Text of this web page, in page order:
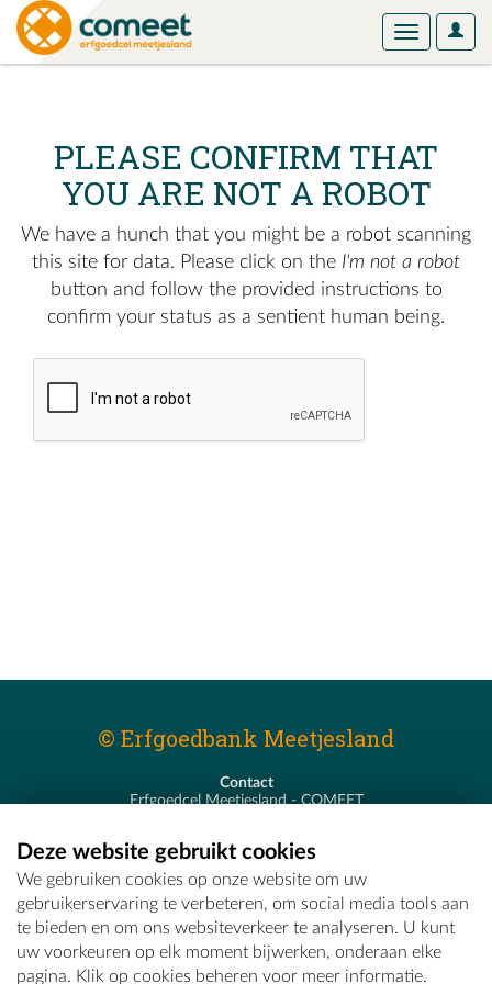
User
Toggle
PLEASE CONFIRM THAT
YOU ARE NOT A ROBOT
We have a hunch that you might be a robot scanning
this site for data. Please click on the I'm not a robot
button and follow the provided instructions to
confirm your status as a sentient human being.
© Erfgoedbank Meetjesland
Contact
Erfgoedcel Meetjesland - COMEET
T - 09 373 75 96
E -erfgoedcel@comeet.be
Deze website gebruikt cookies
We gebruiken cookies op onze website om uw
gebruikerservaring te verbeteren, om social media tools aan
te bieden en om ons websiteverkeer te analyseren. U kunt
uw voorkeuren op elk moment bijwerken, onderaan elke
pagina. Klik op cookies beheren voor meer informatie.